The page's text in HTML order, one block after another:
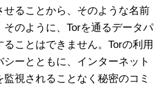
せることから、そのような名前
のように、Torを通るデータパ
ことはできません。Torの利用
ーとともに、インターネット
監視されることなく秘密のコミ